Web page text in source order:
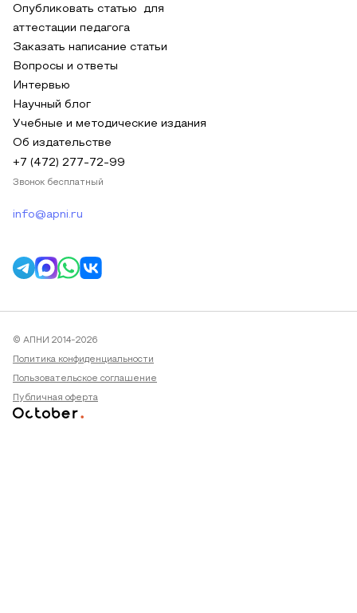
Опубликовать статью для
аттестации педагога
Заказать написание статьи
Вопросы и ответы
Интервью
Научный блог
Учебные и методические издания
Об издательстве
+7 (472) 277-72-99
Звонок бесплатный
info@apni.ru
© АПНИ 2014-2026
Политика конфиденциальности
Пользовательское соглашение
Публичная оферта